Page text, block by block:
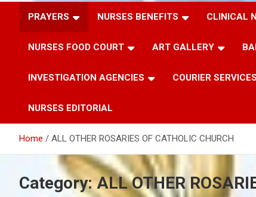
PRAYERS NURSES BENEFITS CLINICAL
NURSES FOOD COURT ART GALLERY
INVESTIGATION AGENCIES COURIER SERVICES
NURSES EDITORIAL
Home ALL OTHER ROSARIES OF CATHOLIC CHURCH
Category:ALL OTHER